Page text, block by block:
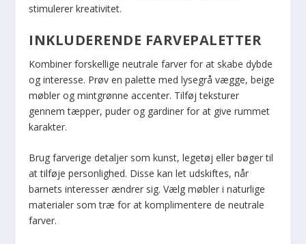
stimulerer kreativitet.
INKLUDERENDE FARVEPALETTER
Kombiner forskellige neutrale farver for at skabe dybde
og interesse. Prøv en palette med lysegrå vægge, beige
møbler og mintgrønne accenter. Tilføj teksturer
gennem tæpper, puder og gardiner for at give rummet
karakter.
Brug farverige detaljer som kunst, legetøj eller bøger til
at tilføje personlighed. Disse kan let udskiftes, når
barnets interesser ændrer sig. Vælg møbler i naturlige
materialer som træ for at komplimentere de neutrale
farver.